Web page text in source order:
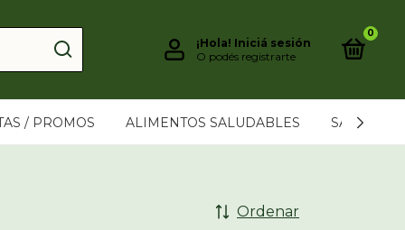
¡Hola! Iniciá sesión
O podés registrarte
0
/ PROMOS ALIMENTOS SALUDABLES
Ordenar